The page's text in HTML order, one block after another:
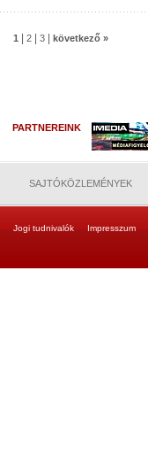
1 2 3 következő »
PARTNEREINK
SAJTÓKÖZLEMÉNYEK
Jogi tudnivalók Impresszum